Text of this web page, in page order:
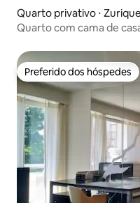
Quarto privativo ⋅ Zurique
Quarto com cama de
Preferido dos hóspedes
Preferido dos hóspedes